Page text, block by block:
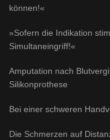
können!«
»Sofern die Indikation
Simultaneingriff!«
Amputation nach
Silikonprothese
Bei einer schweren
Die Schmerzen auf